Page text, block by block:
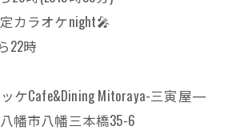
カラオケnight🎤
22時
ケCafe&Dining Mitoraya-三寅屋—
幡市八幡三本橋35-6